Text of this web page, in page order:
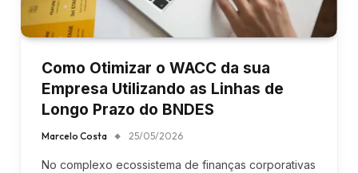
Como Otimizar o WACC da sua
Empresa Utilizando as Linhas de
Longo Prazo do BNDES
Marcelo Costa 25/05/2026
No complexo ecossistema de finanças corporativas